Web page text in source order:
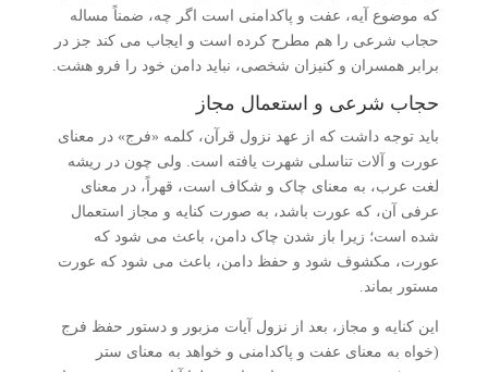
که موضوع آیه، عفت و پاکدامنی است اگر چه، ضمناً مساله
حجاب شرعی را هم مطرح کرده است و ایجاب می کند جز در
برابر همسران و کنیزان شخصی، نباید دامن خود را فرو هشت.
حجاب شرعی و استعمال مجاز
باید توجه داشت که از عهد نزول قرآن، کلمه «فرج» در معنای
عورت و آلات تناسلی شهرت یافته است. ولی چون در ریشه
لغت عرب، به معنای چاک و شکاف است، قهراً، در معنای
عرفی آن، که عورت باشد، به صورت کنایه و مجاز استعمال
شده است؛ زیرا باز شدن چاک دامن، باعث می شود که
عورت، مکشوف شود و حفظ دامن، باعث می شود که عورت
مستور بماند.
این کنایه و مجاز، بعد از نزول آیات مزبور و دستور حفظ فرج
(خواه به معنای عفت و پاکدامنی و خواهد به معنای ستر